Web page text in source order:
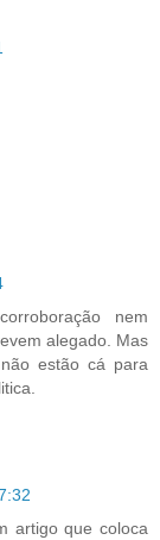
nem
alegado. Mas
estão cá para
artigo que coloca